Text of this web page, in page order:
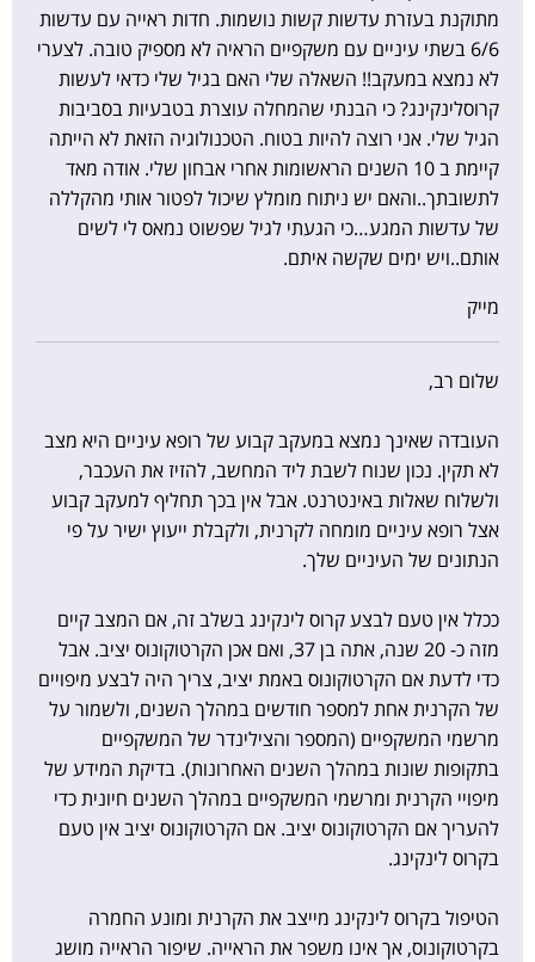
מתוקנת בעזרת עדשות קשות נושמות. חדות ראייה עם עדשות
6/6 בשתי עיניים עם משקפיים הראיה לא מספיק טובה. לצערי
לא נמצא במעקב!! השאלה שלי האם בגיל שלי כדאי לעשות
קרוסלינקינג? כי הבנתי שהמחלה עוצרת בטבעיות בסביבות
הגיל שלי. אני רוצה להיות בטוח. הטכנולוגיה הזאת לא הייתה
קיימת ב 10 השנים הראשומות אחרי אבחון שלי. אודה מאד
לתשובתך..והאם יש ניתוח מומלץ שיכול לפטור אותי מהקללה
של עדשות המגע…כי הגעתי לגיל שפשוט נמאס לי לשים
אותם..ויש ימים שקשה איתם.
מייק
שלום רב,
העובדה שאינך נמצא במעקב קבוע של רופא עיניים היא מצב
לא תקין. נכון שנוח לשבת ליד המחשב, להזיז את העכבר,
ולשלוח שאלות באינטרנט. אבל אין בכך תחליף למעקב קבוע
אצל רופא עיניים מומחה לקרנית, ולקבלת ייעוץ ישיר על פי
הנתונים של העיניים שלך.
ככלל אין טעם לבצע קרוס לינקינג בשלב זה, אם המצב קיים
מזה כ- 20 שנה, אתה בן 37, ואם אכן הקרטוקונוס יציב. אבל
כדי לדעת אם הקרטוקונוס באמת יציב, צריך היה לבצע מיפויים
של הקרנית אחת למספר חודשים במהלך השנים, ולשמור על
מרשמי המשקפיים (המספר והצילינדר של המשקפיים
בתקופות שונות במהלך השנים האחרונות). בדיקת המידע של
מיפויי הקרנית ומרשמי המשקפיים במהלך השנים חיונית כדי
להעריך אם הקרטוקונוס יציב. אם הקרטוקונוס יציב אין טעם
בקרוס לינקינג.
הטיפול בקרוס לינקינג מייצב את הקרנית ומונע החמרה
בקרטוקונוס, אך אינו משפר את הראייה. שיפור הראייה מושג